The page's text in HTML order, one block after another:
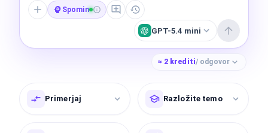
Spomin
GPT-5.4 mini
≈ 2 krediti/ odgovor
Primerjaj Razložite temo